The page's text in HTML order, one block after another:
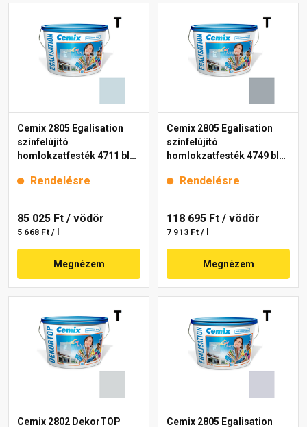
Cemix 2805 Egalisation
színfelújító
homlokzatfesték 4711 blue
Rendelésre
85 025 Ft / vödör
5 668 Ft / l
Megnézem
Cemix 2805 Egalisation
színfelújító
homlokzatfesték 4749 blue
Rendelésre
118 695 Ft / vödör
7 913 Ft / l
Megnézem
Cemix 2802 DekorTOP Cemix 2805 Egalisation